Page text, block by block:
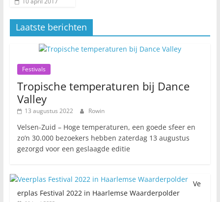
Laatste berichten
Festivals
Tropische temperaturen bij Dance
Valley
13 augustus 2022 Rowin
Velsen-Zuid – Hoge temperaturen, een goede sfeer en
zo’n 30.000 bezoekers hebben zaterdag 13 augustus
gezorgd voor een geslaagde editie
Ve
erplas Festival 2022 in Haarlemse Waarderpolder